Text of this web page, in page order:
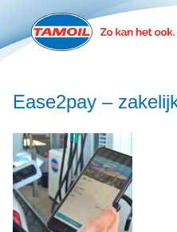
Ga naar hoofdinhoud
Ease2pay –